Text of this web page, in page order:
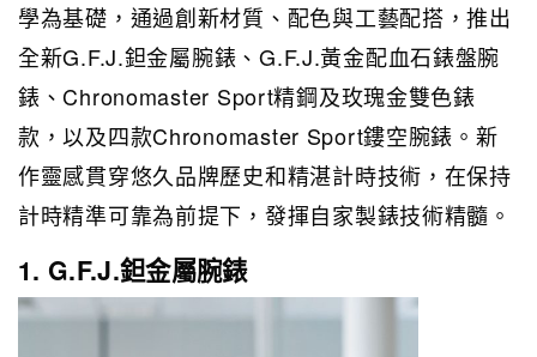
學為基礎，通過創新材質、配色與工藝配搭，推出
全新G.F.J.鉭金屬腕錶、G.F.J.黃金配血石錶盤腕
錶、Chronomaster Sport精鋼及玫瑰金雙色錶
款，以及四款Chronomaster Sport鏤空腕錶。新
作靈感貫穿悠久品牌歷史和精湛計時技術，在保持
計時精準可靠為前提下，發揮自家製錶技術精髓。
1. G.F.J.鉭金屬腕錶